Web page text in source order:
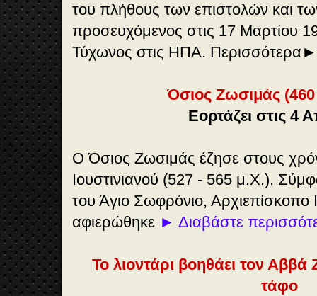
του πλήθους των επιστολών και
προσευχόμενος στις 17 Μαρτίου
Τύχωνος στις ΗΠΑ.
Όσιος Ζωσιμάς
Εορτάζει στις 4
Ο Όσιος Ζωσιμάς έζησε στους
Ιουστινιανού (527 - 565 μ.Χ.).
του Άγιο Σωφρόνιο, Αρχιεπίσκοπο
αφιερώθηκε ► Διαβάστε
Το λιοντάρι βοηθάει τον Αββά
τάφο